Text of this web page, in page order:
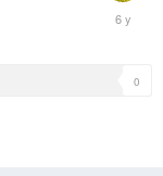
Kwiecień
0